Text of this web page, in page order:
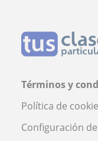
Términos y
Política de
Configuración